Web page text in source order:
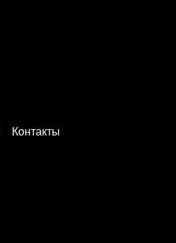
Контакты